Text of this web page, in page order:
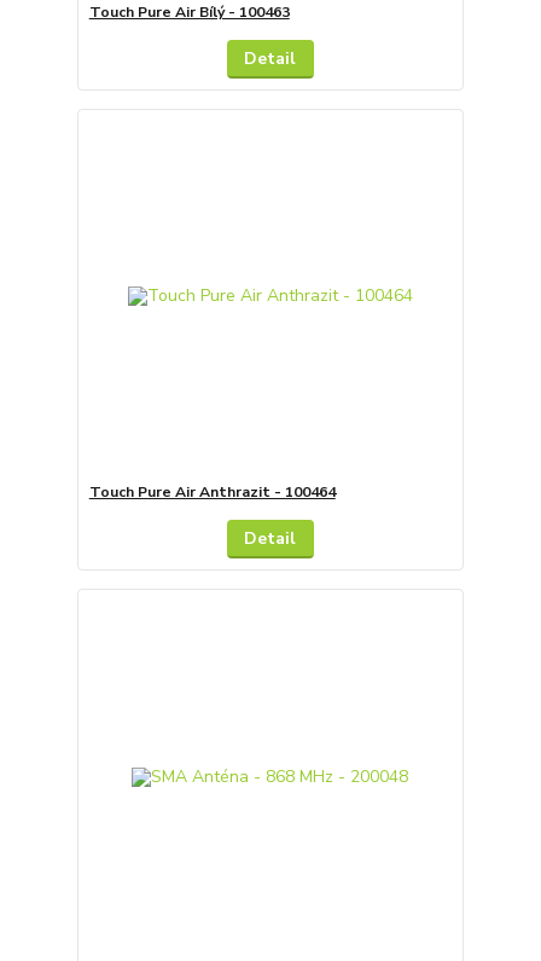
Touch Pure Air Bílý - 100463
Detail
Touch Pure Air Anthrazit - 100464
Detail